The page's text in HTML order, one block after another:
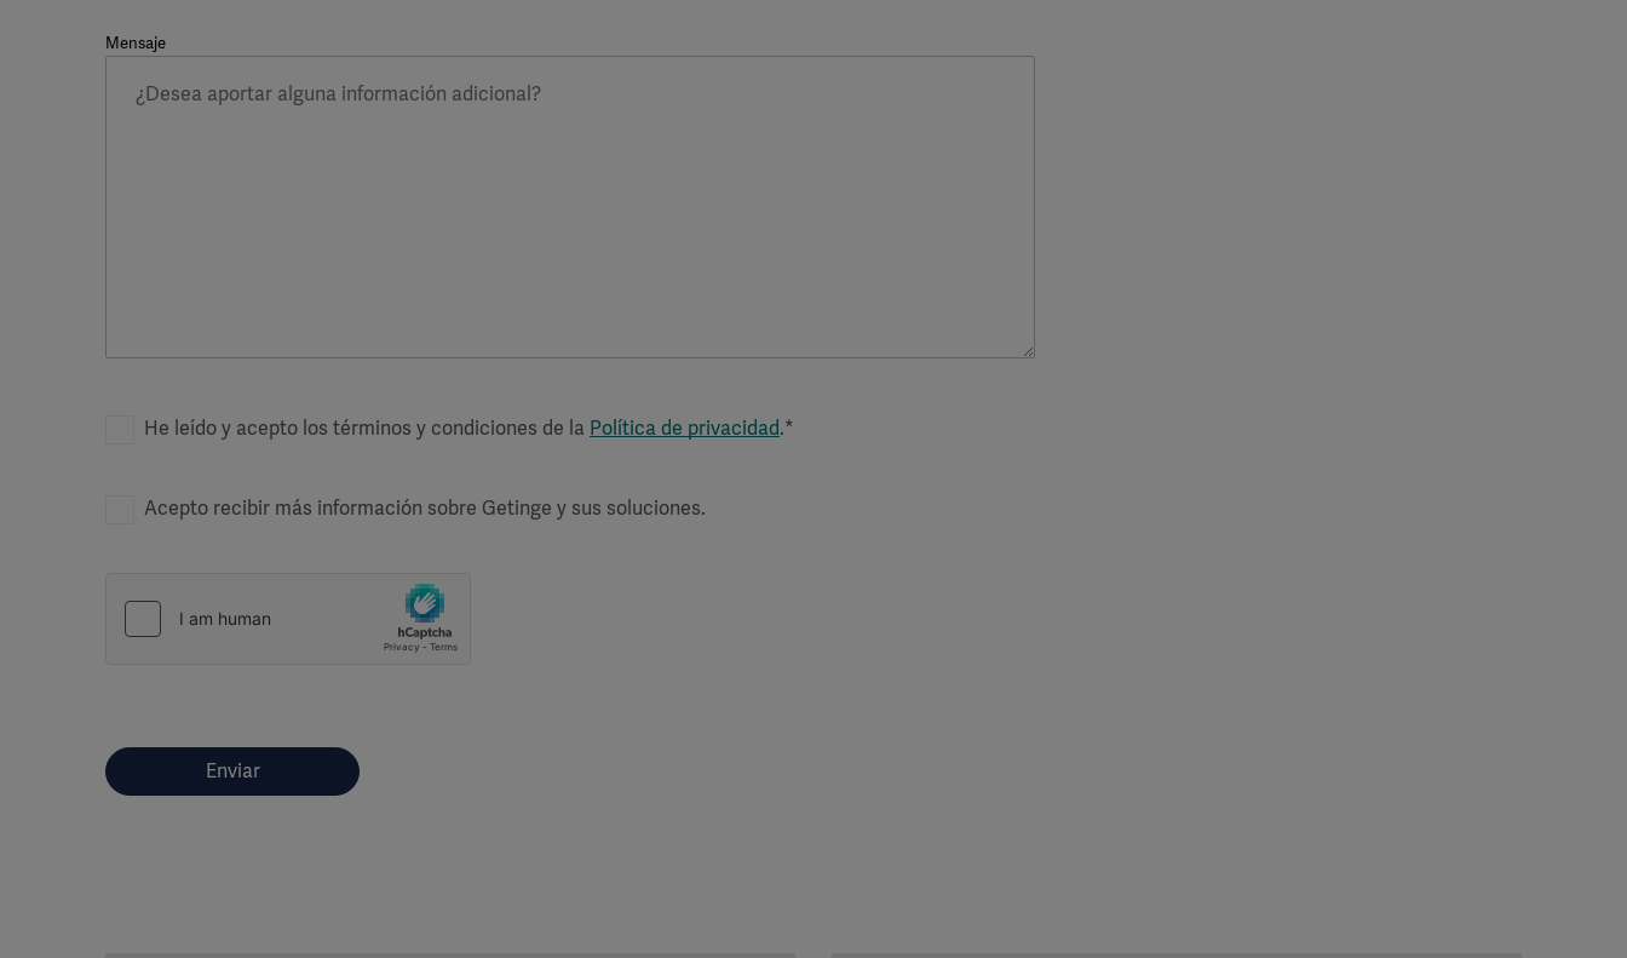
Mensaje
He leído y acepto los términos y condiciones de la Política de privacidad.*
Acepto recibir más información sobre Getinge y sus soluciones.
Enviar